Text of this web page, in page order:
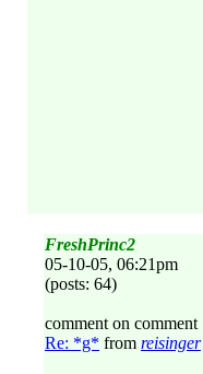
FreshPrinc2
05-10-05, 06:21pm
(posts: 64)
comment on comment
Re: *g* from reisinger